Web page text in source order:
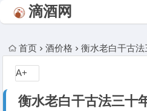
图为地缸发酵车间。 赵麒 摄" />
滴酒网
首页 酒价格 衡水老白干古法三
衡水老白干古法三十
A+